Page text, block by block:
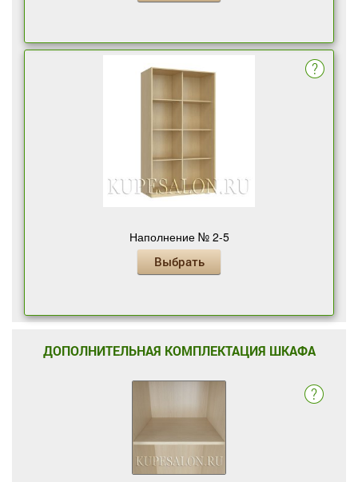
Наполнение № 2-5
Выбрать
ДОПОЛНИТЕЛЬНАЯ КОМПЛЕКТАЦИЯ ШКАФА